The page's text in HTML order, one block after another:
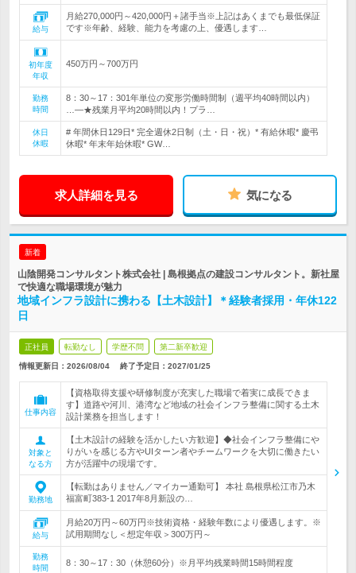
給与
月給270,000円～420,000円＋諸手当※上記はあくまでも最低保証
です※年齢、経験、能力を考慮の上、優遇します…
初年度
年収
450万円～700万円
勤務
時間
8：30～17：301年単位の変形労働時間制（週平均40時間以内）
…―★残業月平均20時間以内！プラ…
休日
休暇
# 年間休日129日* 完全週休2日制（土・日・祝）* 有給休暇* 慶弔
休暇* 年末年始休暇* GW…
求人詳細を見る 気になる
新着
山陰開発コンサルタント株式会社 | 島根拠点の建設コンサルタント。新社屋
で快適な職場環境が魅力
地域インフラ設計に携わる【土木設計】＊経験者採用・年休122
日
正社員 転勤なし 学歴不問 第二新卒歓迎
情報更新日：2026/08/04 終了予定日： 2027/01/25
仕事内容
【資格取得支援や研修制度が充実した職場で着実に成長できま
す】道路や河川、港湾など地域の社会インフラ整備に関する土木
設計業務を担当します！
対象と
なる方
【土木設計の経験を活かしたい方歓迎】◆社会インフラ整備にや
りがいを感じる方やUIターン者やチームワークを大切に働きたい
方が活躍中の現場です。
勤務地
【転勤はありません／マイカー通勤可】 本社 島根県松江市乃木
福富町383-1 2017年8月新設の…
給与
月給20万円～60万円※技術資格・経験年数により優遇します。※
試用期間なし＜想定年収＞300万円～
勤務
時間
8：30～17：30（休憩60分）※月平均残業時間15時間程度